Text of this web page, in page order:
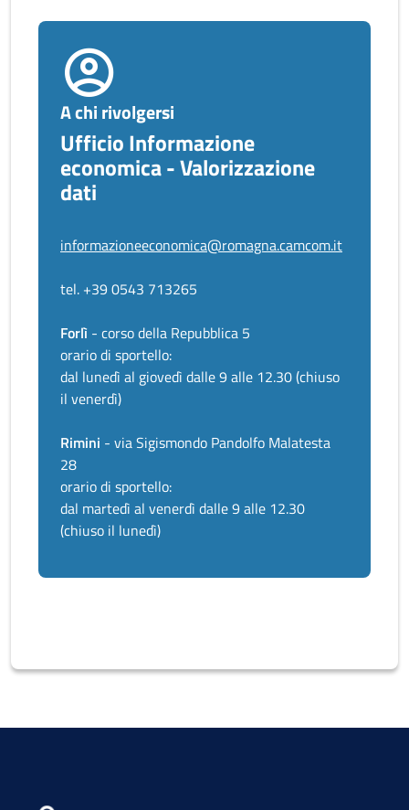
A chi rivolgersi
Ufficio Informazione
economica - Valorizzazione
dati
informazioneeconomica@romagna.camcom.it
tel. +39 0543 713265
Forlì - corso della Repubblica 5
orario di sportello:
dal lunedì al giovedì dalle 9 alle 12.30 (chiuso
il venerdì)
Rimini - via Sigismondo Pandolfo Malatesta
28
orario di sportello:
dal martedì al venerdì dalle 9 alle 12.30
(chiuso il lunedì)